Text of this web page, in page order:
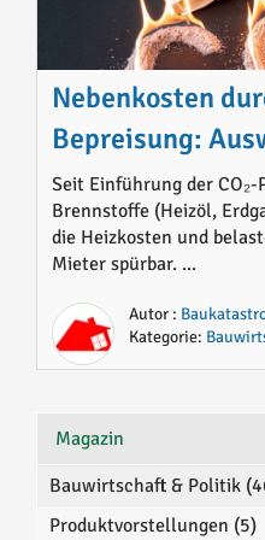
Nebenkosten
Bepreisung:
CO₂-Abgabe auf
Seit Einführung der
Brennstoffe (Heizöl,
die Heizkosten und
Mieter spürbar. ...
Autor :
Kategorie:
Magazin
Bauwirtschaft & Politik
Produktvorstellungen (5)